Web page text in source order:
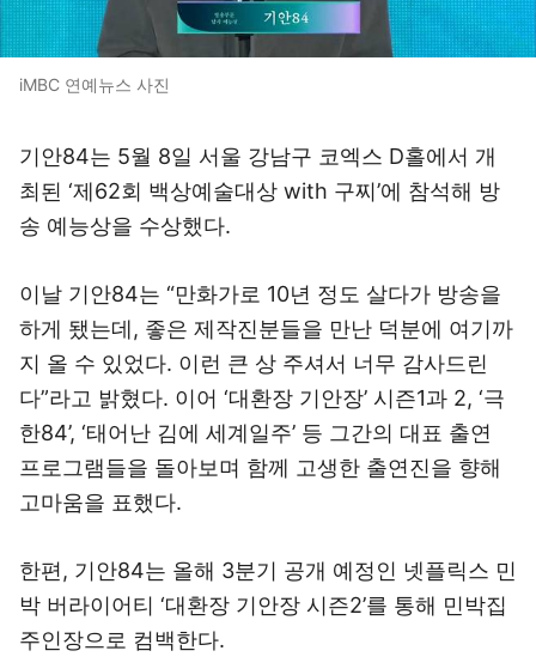
iMBC 연예뉴스 사진
기안84는 5월 8일 서울 강남구 코엑스 D홀에서 개
최된 ‘제62회 백상예술대상 with 구찌’에 참석해 방
송 예능상을 수상했다.
이날 기안84는 “만화가로 10년 정도 살다가 방송을
하게 됐는데, 좋은 제작진분들을 만난 덕분에 여기까
지 올 수 있었다. 이런 큰 상 주셔서 너무 감사드린
다”라고 밝혔다. 이어 ‘대환장 기안장’ 시즌1과 2, ‘극
한84’, ‘태어난 김에 세계일주’ 등 그간의 대표 출연
프로그램들을 돌아보며 함께 고생한 출연진을 향해
고마움을 표했다.
한편, 기안84는 올해 3분기 공개 예정인 넷플릭스 민
박 버라이어티 ‘대환장 기안장 시즌2’를 통해 민박집
주인장으로 컴백한다.